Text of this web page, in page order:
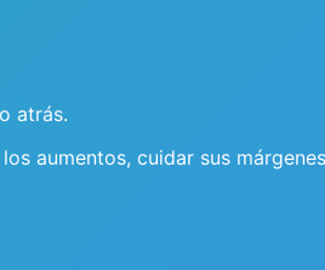
atrás.
aumentos, cuidar sus